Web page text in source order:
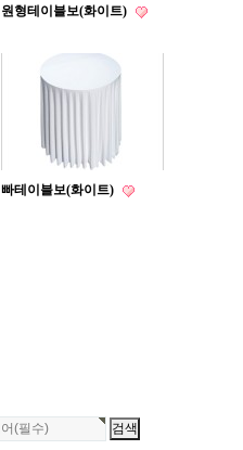
원형테이블보(화이트)
빠테이블보(화이트)